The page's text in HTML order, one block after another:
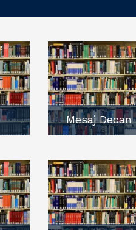
Mesaj Decan